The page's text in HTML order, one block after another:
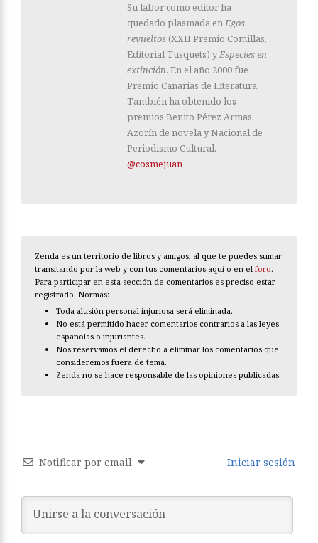
Su labor como editor ha
quedado plasmada enEgos
revueltos (XXII Premio Comillas,
Editorial Tusquets) yEspecies en
extinción. En el año 2000 fue
Premio Canarias de Literatura.
También ha obtenido los
premios Benito Pérez Armas,
Azorín de novela y Nacional de
Periodismo Cultural.
@cosmejuan
Zenda es un territorio de libros y amigos, al que te puedes sumar
transitando por la web y con tus comentarios aquí o en el foro.
Para participar en esta sección de comentarios es preciso estar
registrado. Normas:
Toda alusión personal injuriosa será eliminada.
No está permitido hacer comentarios contrarios a las leyes
españolas o injuriantes.
Nos reservamos el derecho a eliminar los comentarios que
consideremos fuera de tema.
Zenda no se hace responsable de las opiniones publicadas.
Notificar por email Iniciar sesión